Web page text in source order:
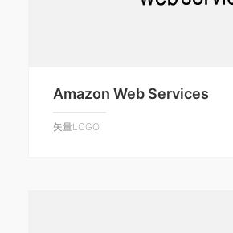
Amazon Web Services
矢量LOGO